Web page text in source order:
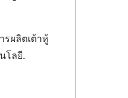
รผลิตเต้าหู้
โลยี.